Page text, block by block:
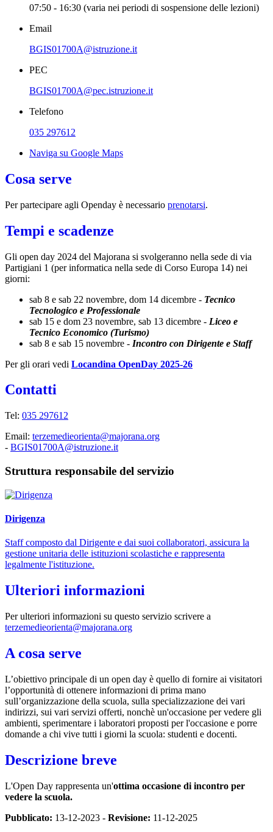
07:50 - 16:30 (varia nei periodi di sospensione delle lezioni)
Email
BGIS01700A@istruzione.it
PEC
BGIS01700A@pec.istruzione.it
Telefono
035 297612
Naviga su Google Maps
Cosa serve
Per partecipare agli Openday è necessario prenotarsi.
Tempi e scadenze
Gli open day 2024 del Majorana si svolgeranno nella sede di via
Partigiani 1 (per informatica nella sede di Corso Europa 14) nei
giorni:
sab 8 e sab 22 novembre, dom 14 dicembre - Tecnico
Tecnologico e Professionale
sab 15 e dom 23 novembre, sab 13 dicembre - Liceo e
Tecnico Economico (Turismo)
sab 8 e sab 15 novembre - Incontro con Dirigente e Staff
Per gli orari vedi Locandina OpenDay 2025-26
Contatti
Tel: 035 297612
Email: terzemedieorienta@majorana.org
- BGIS01700A@istruzione.it
Struttura responsabile del servizio
Dirigenza
Staff composto dal Dirigente e dai suoi collaboratori, assicura la
gestione unitaria delle istituzioni scolastiche e rappresenta
legalmente l'istituzione.
Ulteriori informazioni
Per ulteriori informazioni su questo servizio scrivere a
terzemedieorienta@majorana.org
A cosa serve
L’obiettivo principale di un open day è quello di fornire ai visitatori
l’opportunità di ottenere informazioni di prima mano
sull’organizzazione della scuola, sulla specializzazione dei vari
indirizzi, sui vari servizi offerti, nonchè un'occasione per vedere gli
ambienti, sperimentare i laboratori proposti per l'occasione e porre
domande a chi vive tutti i giorni la scuola: studenti e docenti.
Descrizione breve
L'Open Day rappresenta un'ottima occasione di incontro per
vedere la scuola.
Pubblicato: 13-12-2023 - Revisione: 11-12-2025